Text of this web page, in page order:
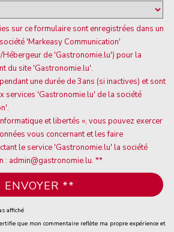
sur ce formulaire sont enregistrées dans un
'Markeasy Communication'
de 'Gastronomie.lu') pour la
du site 'Gastronomie.lu'.
une durée de 3ans (si inactives) et sont
services 'Gastronomie.lu' de la société
et libertés », vous pouvez exercer
vous concernant et les faire
le service 'Gastronomie.lu' la société
: admin@gastronomie.lu. **
affiché
que mon commentaire reflète ma propre expérience et